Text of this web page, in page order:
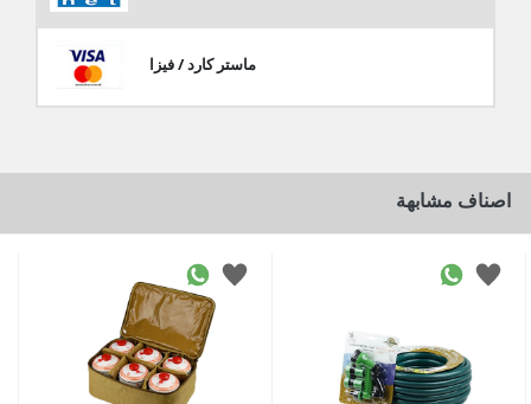
ماستر كارد / فيزا
اصناف مشابهة